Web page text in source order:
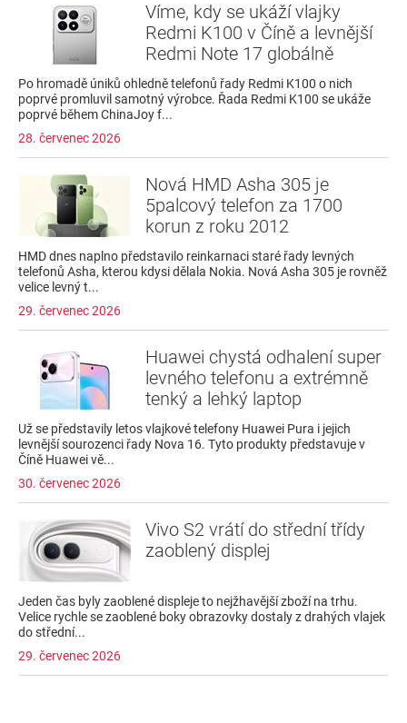
Víme, kdy se ukáží vlajky
Redmi K100 v Číně a levnější
Redmi Note 17 globálně
Po hromadě úniků ohledně telefonů řady Redmi K100 o nich
poprvé promluvil samotný výrobce. Řada Redmi K100 se ukáže
poprvé během ChinaJoy f...
28. červenec 2026
Nová HMD Asha 305 je
5palcový telefon za 1700
korun z roku 2012
HMD dnes naplno představilo reinkarnaci staré řady levných
telefonů Asha, kterou kdysi dělala Nokia. Nová Asha 305 je rovněž
velice levný t...
29. červenec 2026
Huawei chystá odhalení super
levného telefonu a extrémně
tenký a lehký laptop
Už se představily letos vlajkové telefony Huawei Pura i jejich
levnější sourozenci řady Nova 16. Tyto produkty představuje v
Číně Huawei vě...
30. červenec 2026
Vivo S2 vrátí do střední třídy
zaoblený displej
Jeden čas byly zaoblené displeje to nejžhavější zboží na trhu.
Velice rychle se zaoblené boky obrazovky dostaly z drahých vlajek
do střední...
29. červenec 2026